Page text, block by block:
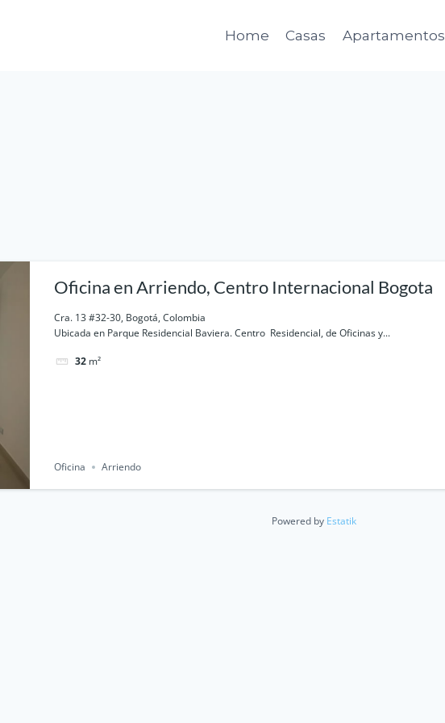
Home Casas Apartamentos
Oficina en Arriendo, Centro Internacional Bogota
Cra. 13 #32-30, Bogotá, Colombia
Ubicada en Parque Residencial Baviera. Centro Residencial, de Oficinas y...
32 m²
Oficina Arriendo
Powered by Estatik